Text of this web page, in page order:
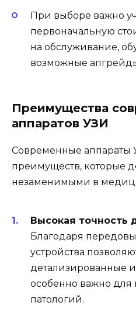
При выборе важно
первоначальную
на обслуживание,
возможные
Преимущества
аппаратов УЗИ
Современные аппараты
преимуществ, которые
незаменимыми в
Высокая точность
Благодаря
устройства
детализированные
особенно важно
патологий.